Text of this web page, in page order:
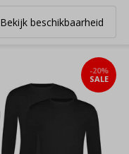
Bekijk beschikbaarheid
-20%
SALE